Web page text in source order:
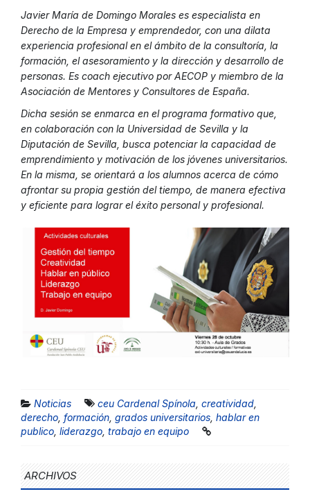
Javier María de Domingo Morales es especialista en
Derecho de la Empresa y emprendedor, con una dilata
experiencia profesional en el ámbito de la consultoría, la
formación, el asesoramiento y la dirección y desarrollo de
personas. Es coach ejecutivo por AECOP y miembro de la
Asociación de Mentores y Consultores de España.
Dicha sesión se enmarca en el programa formativo que,
en colaboración con la Universidad de Sevilla y la
Diputación de Sevilla, busca potenciar la capacidad de
emprendimiento y motivación de los jóvenes universitarios.
En la misma, se orientará a los alumnos acerca de cómo
afrontar su propia gestión del tiempo, de manera efectiva
y eficiente para lograr el éxito personal y profesional.
Noticias ceu Cardenal Spínola creatividad
derecho formación grados universitarios hablar en
publico liderazgo trabajo en equipo
ARCHIVOS